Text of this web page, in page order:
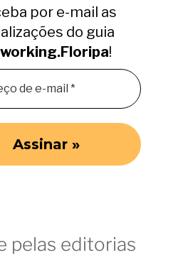
por e-mail as
do guia
!
pelas editorias